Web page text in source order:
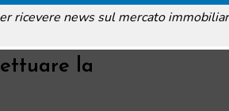
come il terremoto.
la
ricevere news sul mercato